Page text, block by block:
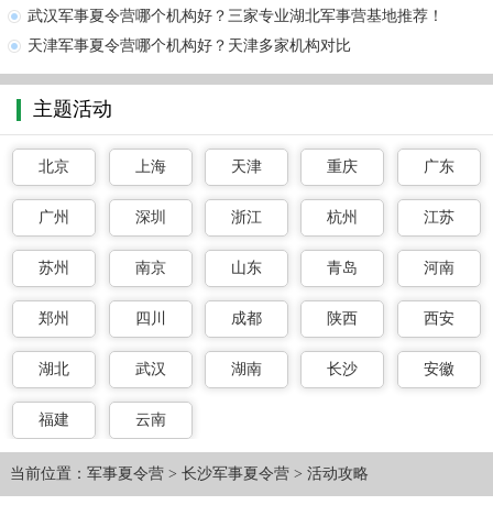
武汉军事夏令营哪个机构好？三家专业湖北军事营基地推荐！
天津军事夏令营哪个机构好？天津多家机构对比
主题活动
北京 上海 天津 重庆 广东
广州 深圳 浙江 杭州 江苏
苏州 南京 山东 青岛 河南
郑州 四川 成都 陕西 西安
湖北 武汉 湖南 长沙 安徽
福建 云南
当前位置： 军事夏令营> 长沙军事夏令营> 活动攻略